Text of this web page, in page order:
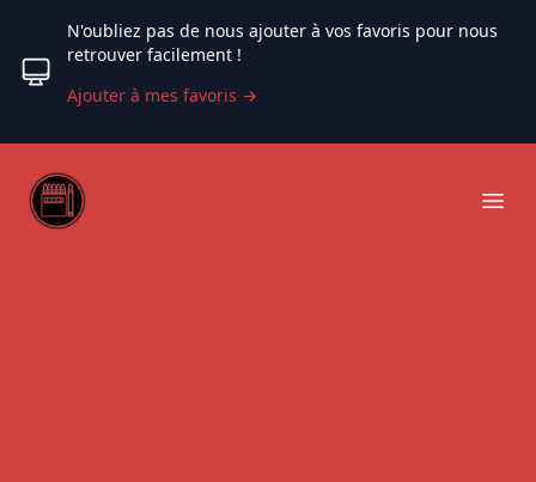
N'oubliez pas de nous ajouter à vos favoris pour nous
retrouver facilement !
Ajouter à mes favoris →
Web coloriage